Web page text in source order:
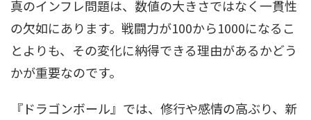
真のインフレ問題は、数値の大きさではなく一貫性
の欠如にあります。戦闘力が100から1000になるこ
とよりも、その変化に納得できる理由があるかどう
かが重要なのです。
『ドラゴンボール』では、修行や感情の高ぶり、新